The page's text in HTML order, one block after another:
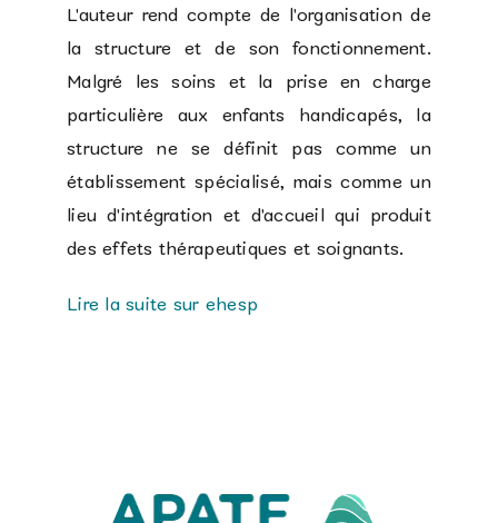
L'auteur rend compte de l'organisation de
la structure et de son fonctionnement.
Malgré les soins et la prise en charge
particulière aux enfants handicapés, la
structure ne se définit pas comme un
établissement spécialisé, mais comme un
lieu d'intégration et d'accueil qui produit
des effets thérapeutiques et soignants.
Lire la suite sur ehesp